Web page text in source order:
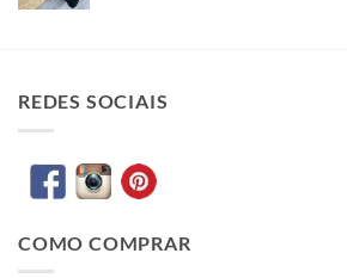
REDES SOCIAIS
COMO COMPRAR